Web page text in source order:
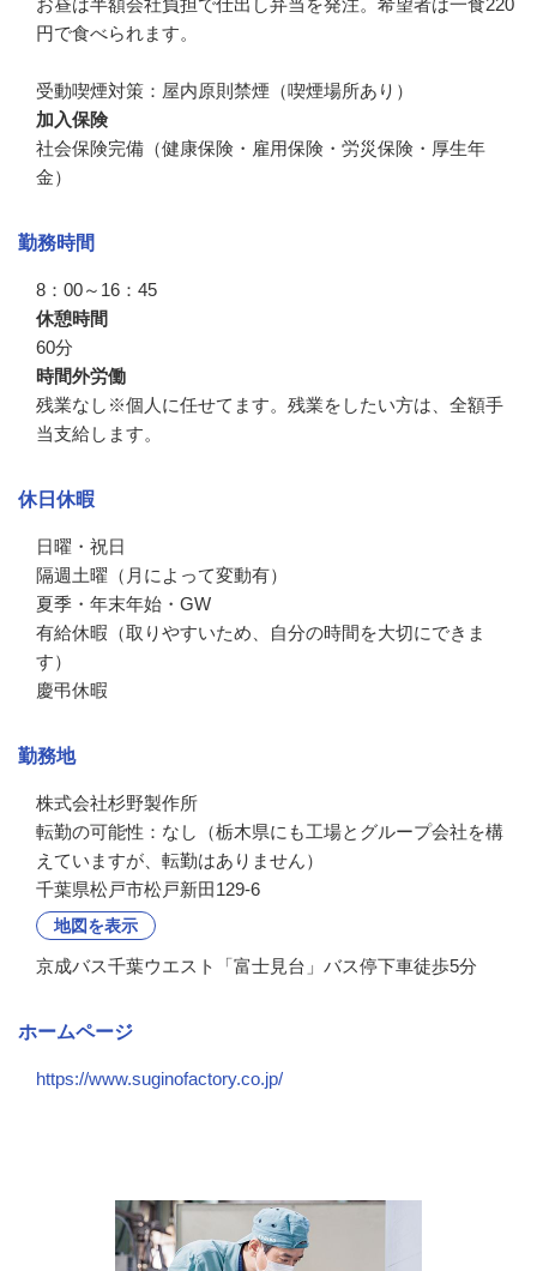
円で食べられます。
受動喫煙対策：屋内原則禁煙（喫煙場所あり）
加入保険
社会保険完備（健康保険・雇用保険・労災保険・厚生年
金）
勤務時間
8：00～16：45
休憩時間
60分
時間外労働
残業なし※個人に任せてます。残業をしたい方は、全額手
当支給します。
休日休暇
日曜・祝日
隔週土曜（月によって変動有）
夏季・年末年始・GW
有給休暇（取りやすいため、自分の時間を大切にできま
す）
慶弔休暇
勤務地
株式会社杉野製作所
転勤の可能性：なし（栃木県にも工場とグループ会社を構
えていますが、転勤はありません）
千葉県松戸市松戸新田129-6
地図を表示
京成バス千葉ウエスト「富士見台」バス停下車徒歩5分
ホームページ
https://www.suginofactory.co.jp/